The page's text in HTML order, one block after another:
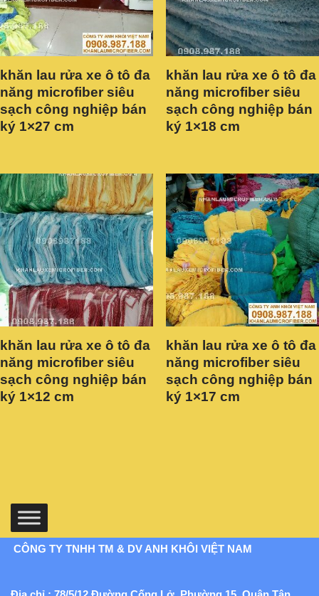
khăn lau rửa xe ô tô đa
năng microfiber siêu
sạch công nghiệp bán
ký 1×27 cm
khăn lau rửa xe ô tô đa
năng microfiber siêu
sạch công nghiệp bán
ký 1×18 cm
khăn lau rửa xe ô tô đa
năng microfiber siêu
sạch công nghiệp bán
ký 1×12 cm
khăn lau rửa xe ô tô đa
năng microfiber siêu
sạch công nghiệp bán
ký 1×17 cm
CÔNG TY TNHH TM & DV ANH KHÔI VIỆT NAM